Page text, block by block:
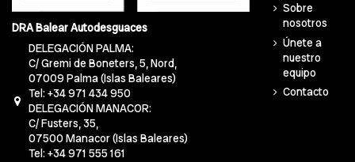
DRA Balear Autodesguaces
DELEGACIÓN PALMA:
C/ Gremi de Boneters, 5, Nord,
07009 Palma (Islas Baleares)
Tel: +34 971 434 950
DELEGACIÓN MANACOR:
C/ Fusters, 35,
07500 Manacor (Islas Baleares)
Tel: +34 971 555 161
Sobre
nosotros
Únete a
nuestro
equipo
Contacto